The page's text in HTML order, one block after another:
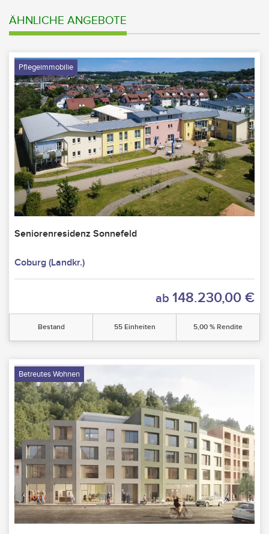
ÄHNLICHE ANGEBOTE
Pflegeimmobilie
Seniorenresidenz Sonnefeld
Coburg (Landkr.)
ab 148.230,00 €
Bestand 55 Einheiten 5,00 % Rendite
Betreutes Wohnen